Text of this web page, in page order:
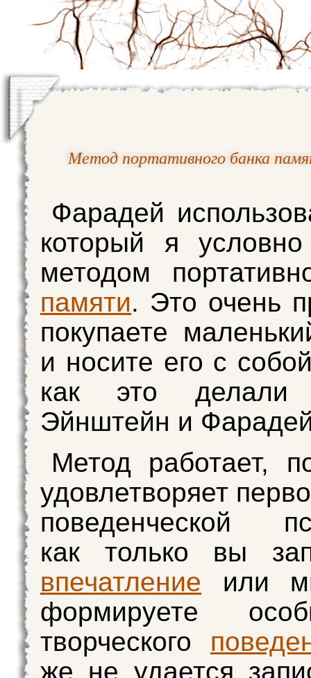
Метод портативного банка
Фарадей
который я
методом
памяти. Это очень
покупаете
и носите его с
как это делали
Эйнштейн и
Метод работает,
удовлетворяет
поведенческой
как только вы
впечатление или
формируете
творческого
же не удается